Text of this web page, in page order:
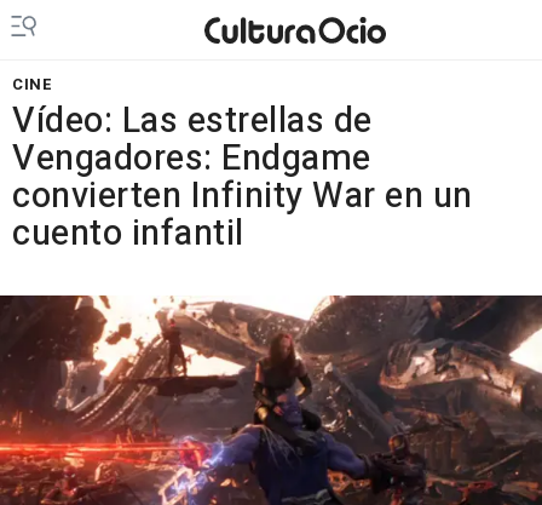
CINE
Vídeo: Las estrellas de
Vengadores: Endgame
convierten Infinity War en un
cuento infantil